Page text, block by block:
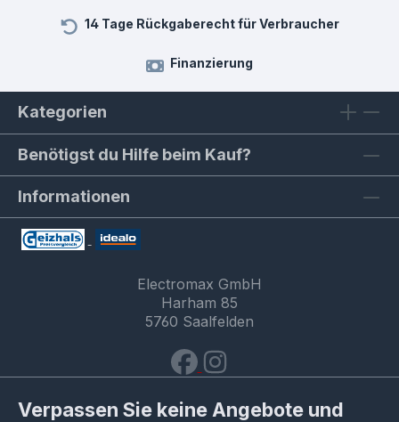
14 Tage Rückgaberecht für Verbraucher
Finanzierung
Kategorien
Benötigst du Hilfe beim Kauf?
Informationen
Electromax GmbH
Harham 85
5760 Saalfelden
Verpassen Sie keine Angebote und